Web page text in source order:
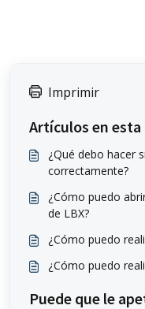
Imprimir
Artículos en esta
¿Qué debo hacer
correctamente?
¿Cómo puedo
de LBX?
¿Cómo puedo
¿Cómo puedo
Puede que le